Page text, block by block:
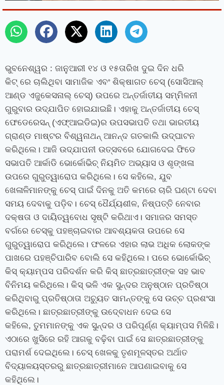
ଭୁବନେଶ୍ୱର : ଜାନୁଆରୀ ୧୪ ଓ ୧୫ତାରିଖ ଦୁଇ ଦିନ ଧରି
କିଟ୍‍ ରେ ଚାଲିଥିବା ସାମାଜିକ ଏବଂ ଶିକ୍ଷାଗତ ଚେସ୍ (ସୋସିଆଲ୍
ଆଣ୍ଡ ଏଜୁକେସନାଲ୍ ଚେସ୍‌) ଉପରେ ଅନ୍ତର୍ଜାତୀୟ ସମ୍ମିଳନୀ
ଗୁରୁବାର ଉଦ୍‍ଯାପିତ ହୋଇଯାଇଛି। ଏହାକୁ ଅନ୍ତର୍ଜାତୀୟ ଚେସ୍‍
ଫେଡେରେସନ୍‍ (ଏଫ୍‌ଆଇଡିଇ)ର ଉପସଭାପତି ତଥା ଭାରତୀୟ
ଗ୍ରାଣ୍ଡ ମାଷ୍ଟର ବିଶ୍ୱନାଥନ୍ ଆନନ୍ଦ ଗତକାଲି ଉଦ୍‍ଘାଟନ
କରିଥିଲେ। ଆଜି ଉଦ୍‍ଯାପନୀ ଉତ୍ସବରେ ଯୋଗଦେଇ ଫିଡେ
ସଭାପତି ଆର୍କାଡି ଭୋର୍କୋଭିଚ୍ ନିୟମିତ ଅଭ୍ୟାସ ଓ ଶୃଙ୍ଖଳା
ଉପରେ ଗୁରୁତ୍ୱାରୋପ କରିଥିଲେ। ସେ କହିଲେ, ଯୁବ
ଖେଳାଳିମାନଙ୍କୁ ଚେସ୍‍ ପାଇଁ ଦିନକୁ ଅତି କମରେ ଚାରି ଘଣ୍ଟା ଦେବା
ସମୟ ଦେବାକୁ ପଡ଼ିବ। ଚେସ୍ ଧୈର୍ଯ୍ୟଶୀଳ, ନିଷ୍ପତ୍ତି ନେବାର
ଦକ୍ଷତା ଓ ଦାୟିତ୍ୱବୋଧ ସୃଷ୍ଟି କରିଥାଏ। ସମାଜର ସମସ୍ତ
ବର୍ଗରେ ଚେସ୍‌କୁ ପହଞ୍ଚାଇବାର ଆବଶ୍ୟକତା ଉପରେ ସେ
ଗୁରୁତ୍ୱାରୋପ କରିଥିଲେ। ଫଳରେ ଏହାର ଲାଭ ଅଧିକ ଲୋକଙ୍କ
ପାଖରେ ପହଞ୍ଚିପାରିବ ବୋଲି ସେ କହିଥିଲେ। ପରେ ଭୋର୍କୋଭିଚ୍
କିସ୍‍ କ୍ୟାମ୍ପସ ପରିଦର୍ଶନ କରି କିସ୍‍ ଛାତ୍ରଛାତ୍ରୀଙ୍କ ସହ ଭାବ
ବିନିମୟ କରିଥିଲେ। କିସ୍‍ ଭଳି ଏକ ସୁନ୍ଦର ଅନୁଷ୍ଠାନ ପ୍ରତିଷ୍ଠା
କରିଥିବାରୁ ପ୍ରତିଷ୍ଠାତା ଅଚ୍ୟୁତ ସାମନ୍ତଙ୍କୁ ସେ ଉଚ୍ଚ ପ୍ରଶଂସା
କରିଥିଲେ। ଛାତ୍ରଛାତ୍ରୀଙ୍କୁ ଉଦ୍‍ବୋଧନ ଦେଇ ସେ
କହିଲେ, ତୁମମାନଙ୍କୁ ଏକ ସୁନ୍ଦର ଓ ପରିପୂର୍ଣ୍ଣ କ୍ୟାମ୍ପସ ମିଳିଛି।
ଏଠାରେ ଖୁସିରେ ରହି ଆଗକୁ ବଢ଼ିବା ପାଇଁ ସେ ଛାତ୍ରଛାତ୍ରୀଙ୍କୁ
ପରାମର୍ଶ ଦେଇଥିଲେ। ଚେସ୍‍ ଖେଳକୁ ତୃଣମୂଳସ୍ତର ଅର୍ଥାତ
ବିଦ୍ୟାଳୟସ୍ତରରୁ ଛାତ୍ରଛାତ୍ରୀମାନେ ଆପଣାଇବାକୁ ସେ
କହିଥିଲେ।